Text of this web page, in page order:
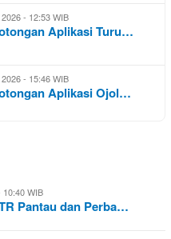
- 12:53 WIB
Aplikasi Turu…
- 15:46 WIB
Aplikasi Ojol…
10:40 WIB
Pantau dan Perba…